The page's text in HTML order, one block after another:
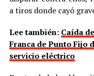
a tiros donde cayó
Lee también: Caída
Franca de Punto Fijo
servicio eléctrico